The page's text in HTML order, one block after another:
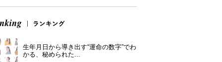
生年月日から導き出す“運命の数字”でわ
かる、秘められた...